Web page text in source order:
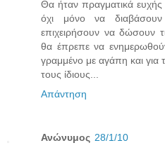
Θα ήταν πραγματικά ευχής
όχι μόνο να
επιχειρήσουν να δώσουν
θα έπρεπε να
γραμμένο με αγάπη και για
τους ίδιους...
Απάντηση
Ανώνυμος 28/1/10